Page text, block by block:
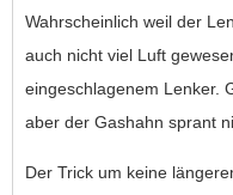
Wahrscheinlich weil der
auch nicht viel Luft
eingeschlagenem Lenker.
aber der Gashahn sprant
Der Trick um keine